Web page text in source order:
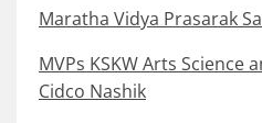
Maratha Vidya Prasarak
MVPs KSKW Arts Science
Cidco Nashik